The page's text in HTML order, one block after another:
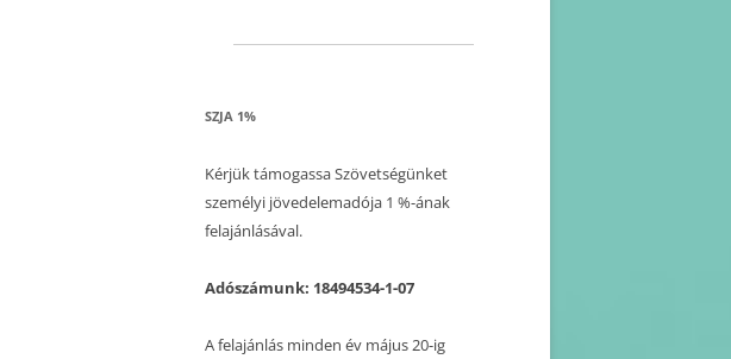
SZJA 1%
Kérjük támogassa Szövetségünket
személyi jövedelemadója 1 %-ának
felajánlásával.
Adószámunk: 18494534-1-07
A felajánlás minden év május 20-ig